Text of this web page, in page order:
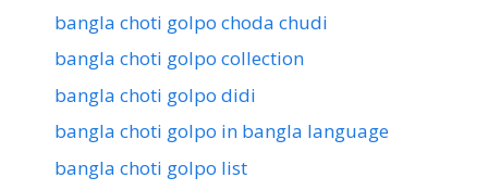
bangla choti golpo choda chudi
bangla choti golpo collection
bangla choti golpo didi
bangla choti golpo in bangla language
bangla choti golpo list